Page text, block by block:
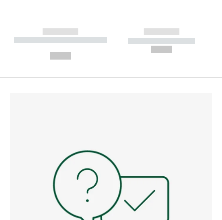
------------
----------- ----------- --------
------------
----------- -----------